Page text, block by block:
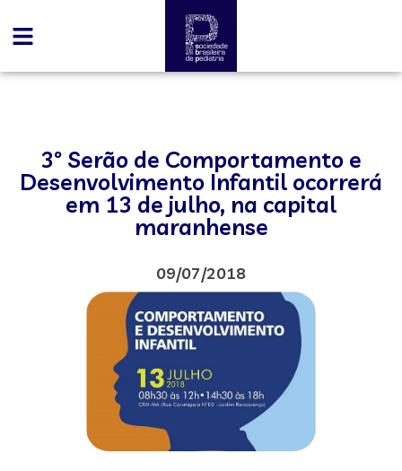
3º Serão de Comportamento e
Desenvolvimento Infantil ocorrerá
em 13 de julho, na capital
maranhense
09/07/2018